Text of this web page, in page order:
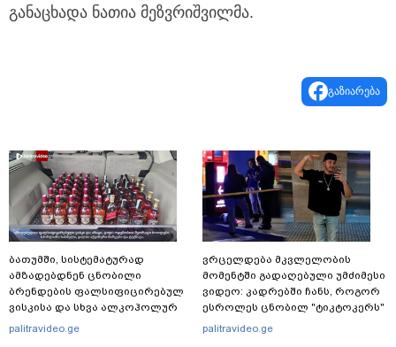
განაცხადა ნათია მეზვრიშვილმა.
გაზიარება
ბათუმში, სისტემატურად
ამზადებდნენ ცნობილი
ბრენდების ფალსიფიცირებულ
ვისკისა და სხვა ალკოჰოლურ
სასმელებს - რა დეტალებს
palitravideo.ge
ვრცელდება მკვლელობის
მომენტში გადაღებული უმძიმესი
ვიდეო: კადრებში ჩანს, როგორ
ესროლეს ცნობილ "ტიკტოკერს"
ლაივის დროს - რას ამბობს
palitravideo.ge